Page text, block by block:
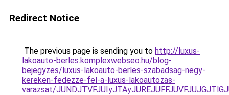
Redirect Notice
The previous page is sending you to http://luxus-
lakoauto-berles.komplexwebseo.hu/blog-
bejegyzes/luxus-lakoauto-berles-szabadsag-negy-
kereken-fedezze-fel-a-luxus-lakoautozas-
varazsat/